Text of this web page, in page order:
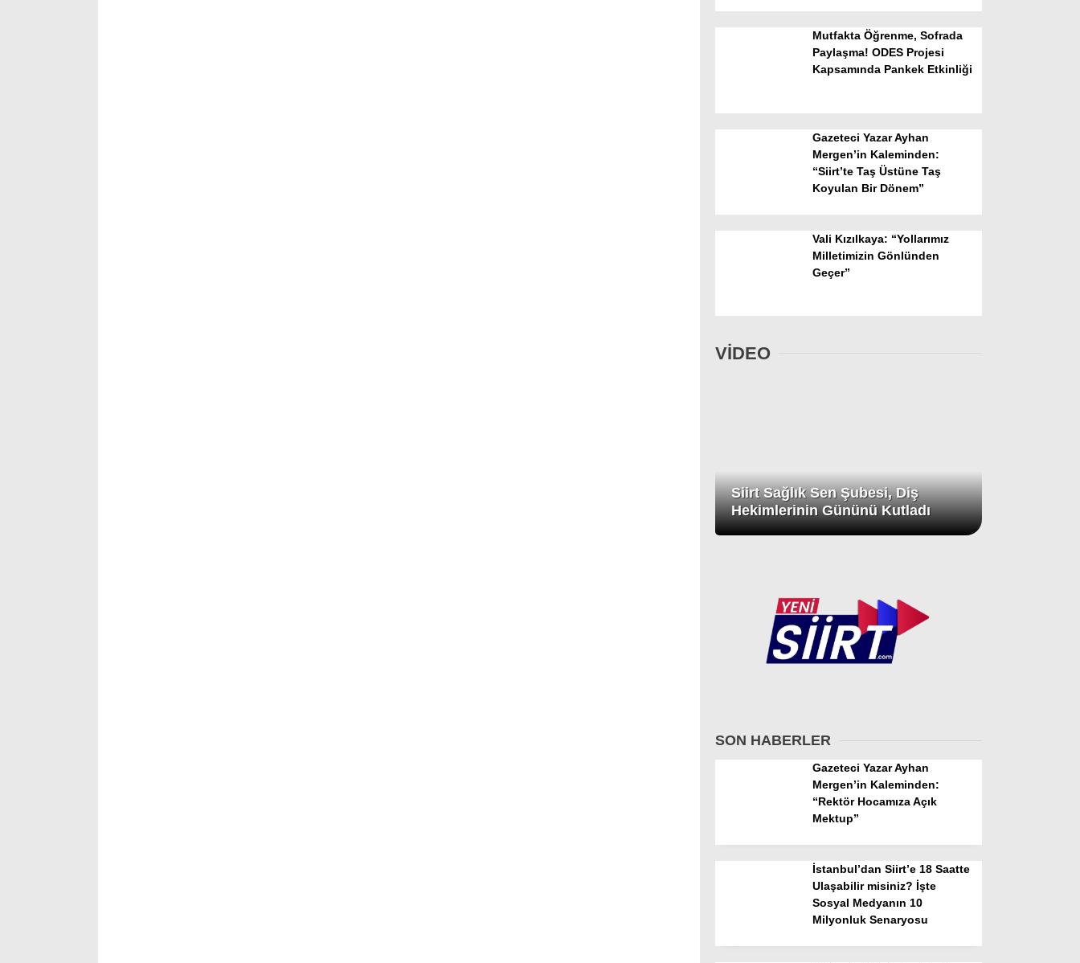
Mutfakta Öğrenme, Sofrada
Paylaşma! ODES Projesi
Kapsamında Pankek Etkinliği
Gazeteci Yazar Ayhan
Mergen’in Kaleminden:
“Siirt’te Taş Üstüne Taş
Koyulan Bir Dönem”
Vali Kızılkaya: “Yollarımız
Milletimizin Gönlünden
Geçer”
VİDEO
Siirt Sağlık Sen Şubesi, Diş
Hekimlerinin Gününü Kutladı
SON HABERLER
Gazeteci Yazar Ayhan
Mergen’in Kaleminden:
“Rektör Hocamıza Açık
Mektup”
İstanbul’dan Siirt’e 18 Saatte
Ulaşabilir misiniz? İşte
Sosyal Medyanın 10
Milyonluk Senaryosu